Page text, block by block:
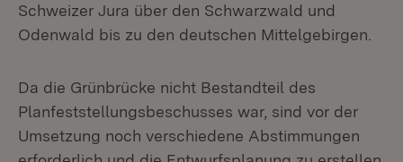
Schweizer Jura über den Schwarzwald und
Odenwald bis zu den deutschen Mittelgebirgen.
Da die Grünbrücke nicht Bestandteil des
Planfeststellungsbeschusses war, sind vor der
Umsetzung noch verschiedene Abstimmungen